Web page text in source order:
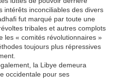
intérêts inconciliables des divers
fut marqué par toute une
tribales et autres complots
les « comités révolutionnaires »
toujours plus répressives
la Libye demeura
occidentale pour ses